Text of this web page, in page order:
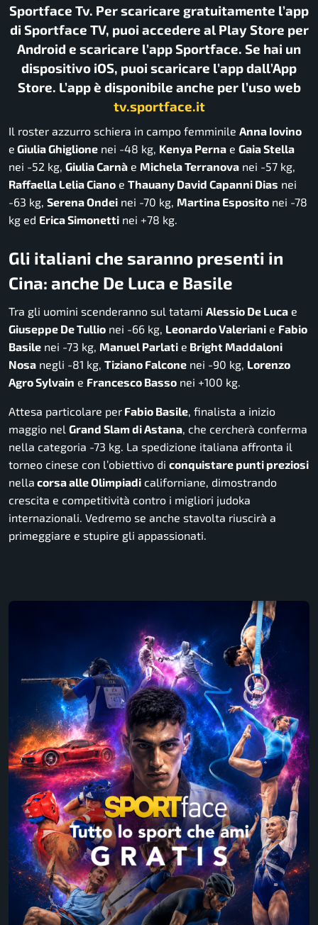
Sportface Tv. Per scaricare gratuitamente l’app
di Sportface TV, puoi accedere al Play Store per
Android e scaricare l’app Sportface. Se hai un
dispositivo iOS, puoi scaricare l’app dall’App
Store. L’app è disponibile anche per l’uso web
tv.sportface.it
Il roster azzurro schiera in campo femminile Anna Iovino
e Giulia Ghiglione nei -48 kg, Kenya Perna e Gaia Stella
nei -52 kg, Giulia Carnà e Michela Terranova nei -57 kg,
Raffaella Lelia Ciano e Thauany David Capanni Dias nei
-63 kg, Serena Ondei nei -70 kg, Martina Esposito nei -78
kg ed Erica Simonetti nei +78 kg.
Gli italiani che saranno presenti in
Cina: anche De Luca e Basile
Tra gli uomini scenderanno sul tatami Alessio De Luca e
Giuseppe De Tullio nei -66 kg, Leonardo Valeriani e Fabio
Basile nei -73 kg, Manuel Parlati e Bright Maddaloni
Nosa negli -81 kg, Tiziano Falcone nei -90 kg, Lorenzo
Agro Sylvain e Francesco Basso nei +100 kg.
Attesa particolare per Fabio Basile , finalista a inizio
maggio nel Grand Slam di Astana , che cercherà conferma
nella categoria -73 kg. La spedizione italiana affronta il
torneo cinese con l’obiettivo di conquistare punti preziosi
nella corsa alle Olimpiadi californiane, dimostrando
crescita e competitività contro i migliori judoka
internazionali. Vedremo se anche stavolta riuscirà a
primeggiare e stupire gli appassionati.